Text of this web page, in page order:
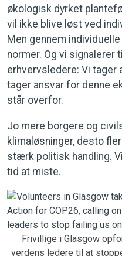
økologisk dyrket
vil ikke blive løst ved
Men gennem
normer. Og vi signalerer
erhvervsledere: Vi tager
tager ansvar for denne
står overfor.
Jo mere borgere og
klimaløsninger, desto
stærk politisk handling.
tid at miste.
Frivillige i Glasgow
verdens ledere til at